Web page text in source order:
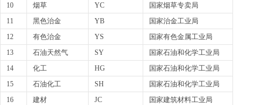
10
烟草 YC
国家烟草专卖局
11
黑色治金 YB
国家治金工业局
12
有色治金 YS
国家有色金属工业局
13
石油天然气 SY
国家石油和化学工业局
14
化工 HG
国家石油和化学工业局
15
石油化工 SH
国家石油和化学工业局
16
建材 JC
国家建筑材料工业局